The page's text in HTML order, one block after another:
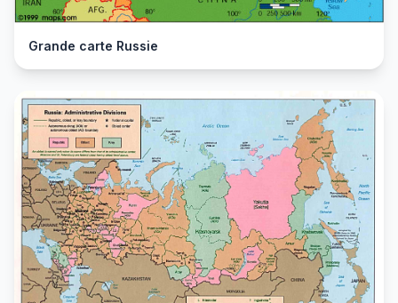
Grande carte Russie